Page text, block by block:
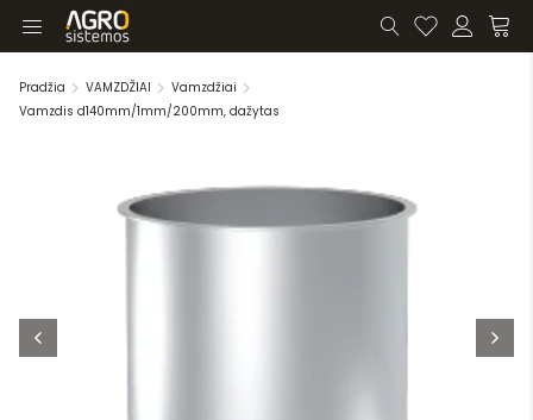
Pradžia VAMZDŽIAI
Vamzdžiai
Vamzdis d140mm/1mm/200mm, dažytas